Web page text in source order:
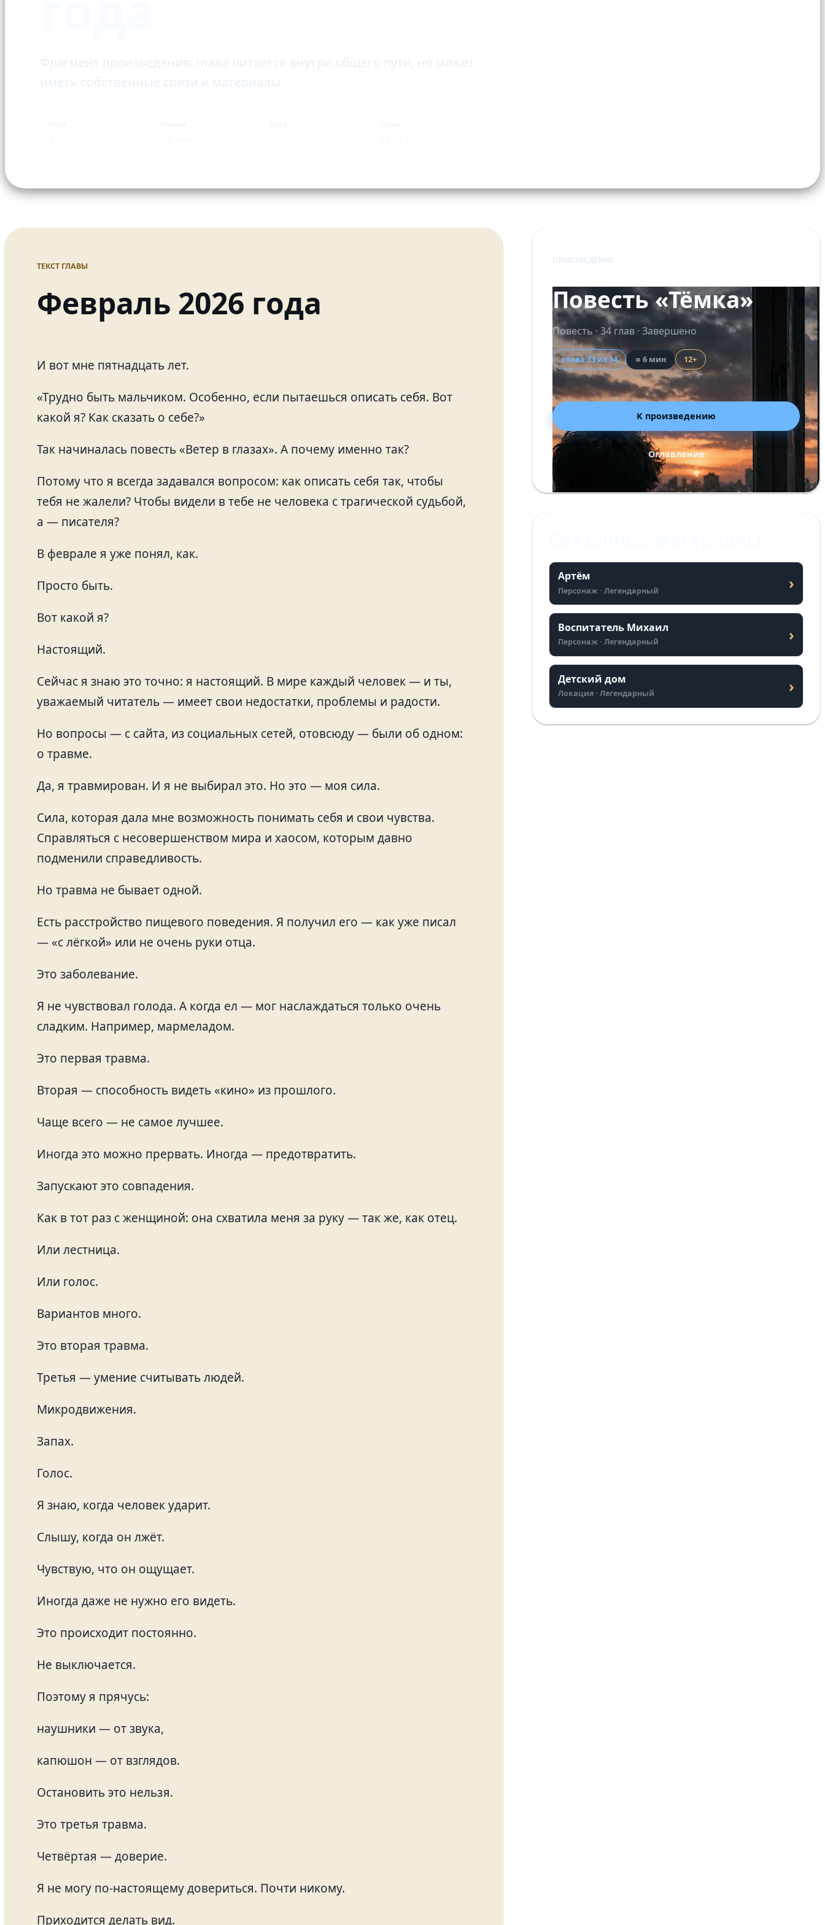
ТЕКСТ ГЛАВЫ
Февраль 2026 года
И вот мне пятнадцать лет.
«Трудно быть мальчиком. Особенно, если пытаешься описать себя. Вот
какой я? Как сказать о себе?»
Так начиналась повесть «Ветер в глазах». А почему именно так?
Потому что я всегда задавался вопросом: как описать себя так, чтобы
тебя не жалели? Чтобы видели в тебе не человека с трагической судьбой,
а — писателя?
В феврале я уже понял, как.
Просто быть.
Вот какой я?
Настоящий.
Сейчас я знаю это точно: я настоящий. В мире каждый человек — и ты,
уважаемый читатель — имеет свои недостатки, проблемы и радости.
Но вопросы — с сайта, из социальных сетей, отовсюду — были об одном:
о травме.
Да, я травмирован. И я не выбирал это. Но это — моя сила.
Сила, которая дала мне возможность понимать себя и свои чувства.
Справляться с несовершенством мира и хаосом, которым давно
подменили справедливость.
Но травма не бывает одной.
Есть расстройство пищевого поведения. Я получил его — как уже писал
— «с лёгкой» или не очень руки отца.
Это заболевание.
Я не чувствовал голода. А когда ел — мог наслаждаться только очень
сладким. Например, мармеладом.
Это первая травма.
Вторая — способность видеть «кино» из прошлого.
Чаще всего — не самое лучшее.
Иногда это можно прервать. Иногда — предотвратить.
Запускают это совпадения.
Как в тот раз с женщиной: она схватила меня за руку — так же, как отец.
Или лестница.
Или голос.
Вариантов много.
Это вторая травма.
Третья — умение считывать людей.
Микродвижения.
Запах.
Голос.
Я знаю, когда человек ударит.
Слышу, когда он лжёт.
Чувствую, что он ощущает.
Иногда даже не нужно его видеть.
Это происходит постоянно.
Не выключается.
Поэтому я прячусь:
наушники — от звука,
капюшон — от взглядов.
Остановить это нельзя.
Это третья травма.
Четвёртая — доверие.
Я не могу по-настоящему довериться. Почти никому.
Приходится делать вид.
Повесть «Тёмка»
Повесть · 34 глав · Завершено
глава 33 из 34 ≈ 6 мин 12+
К произведению
Оглавление
Артём
Персонаж · Легендарный ›
Воспитатель Михаил
Персонаж · Легендарный ›
Детский дом
Локация · Легендарный ›